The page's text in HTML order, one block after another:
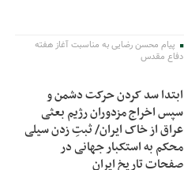
پیام محسن رضایی به مناسبت آغاز هفته
دفاع مقدس
ابتدا سد کردن حرکت دشمن و
سپس اخراج مزدوران رژیم بعثی
عراق از خاک ایران/ ثبتِ زدن سیلی
محکم به استکبار جهانی در
صفحات تاریخ ایران